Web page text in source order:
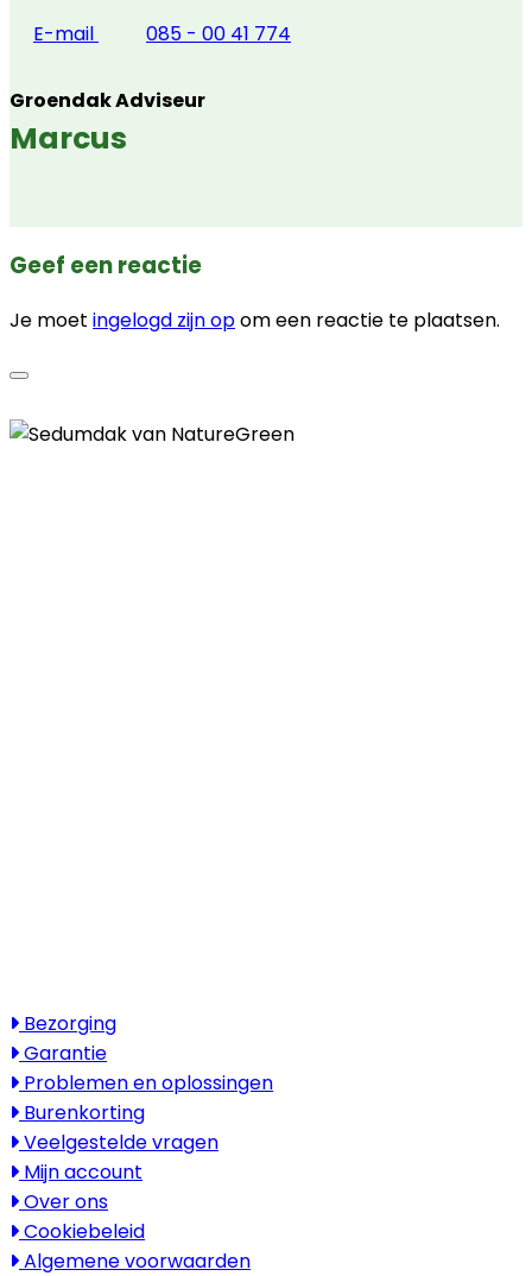
E-mail
085 - 00 41 774
Groendak Adviseur
Marcus
Geef een reactie
Je moet ingelogd zijn opom een reactie te plaatsen.
Bezorging
Garantie
Problemen en oplossingen
Burenkorting
Veelgestelde vragen
Mijn account
Over ons
Cookiebeleid
Algemene voorwaarden